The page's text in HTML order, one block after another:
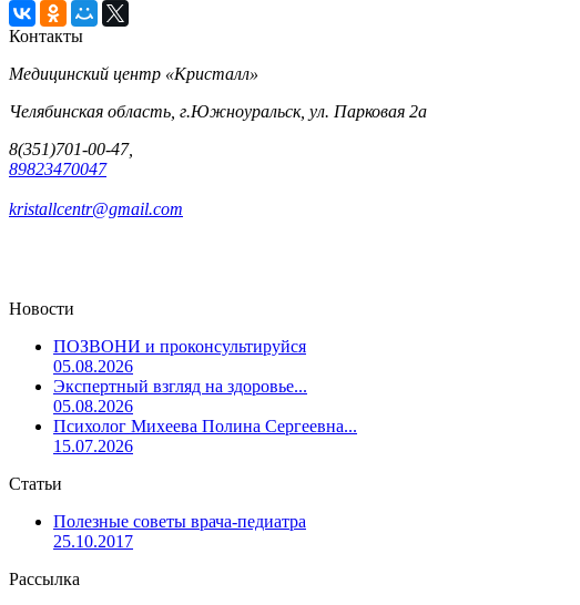
Контакты
Медицинский центр «Кристалл»
Челябинская область, г.Южноуральск, ул. Парковая 2а
8(351)701-00-47,
89823470047
kristallcentr@gmail.com
Новости
ПОЗВОНИ и проконсультируйся
05.08.2026
Экспертный взгляд на здоровье...
05.08.2026
Психолог Михеева Полина Сергеевна...
15.07.2026
Статьи
Полезные советы врача-педиатра
25.10.2017
Рассылка